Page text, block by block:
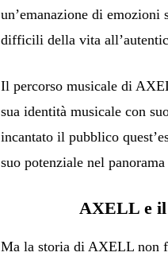
un’emanazione di emozioni
difficili della vita
Il percorso musicale di
sua identità musicale con
incantato il pubblico
suo potenziale nel
AXELL e il
Ma la storia di AXELL non